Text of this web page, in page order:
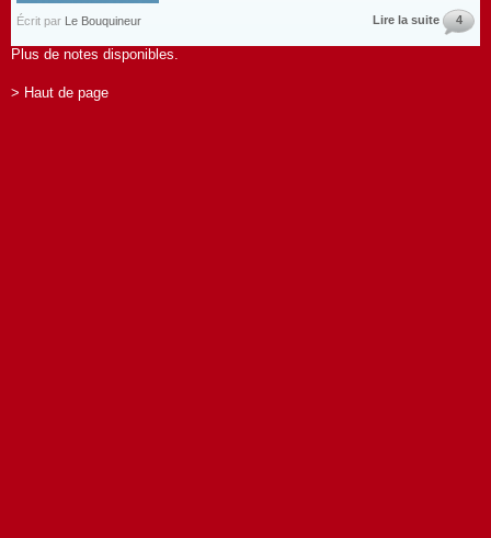
Écrit par Le Bouquineur Lire la suite 4
Plus de notes disponibles.
> Haut de page